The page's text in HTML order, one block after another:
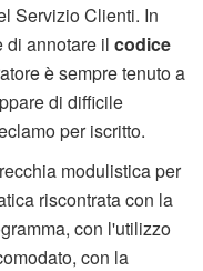
Servizio Clienti. In
di annotare ilcodice
è sempre tenuto a
di difficile
per iscritto.
modulistica per
riscontrata con la
con l'utilizzo
con la